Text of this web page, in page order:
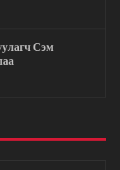
Сэм